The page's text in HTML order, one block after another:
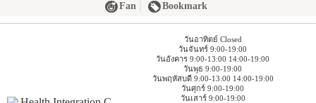
Fan Bookmark
วันอาทิตย์ Closed
วันจันทร์ 9:00-19:00
วันอังคาร 9:00-13:00 14:00-19:00
วันพุธ 9:00-19:00
วันพฤหัสบดี 9:00-13:00 14:00-19:00
วันศุกร์ 9:00-19:00
วันเสาร์ 9:00-19:00